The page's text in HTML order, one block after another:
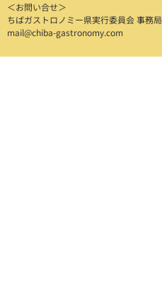
＜お問い合せ＞
ちばガストロノミー県実行委員会 事務局
mail@chiba-gastronomy.com